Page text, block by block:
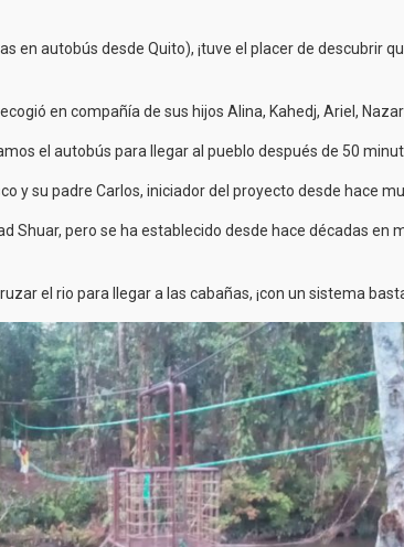
en autobús desde Quito), ¡tuve el placer de descubrir
en compañía de sus hijos Alina, Kahedj, Ariel,
el autobús para llegar al pueblo después de 50
y su padre Carlos, iniciador del proyecto desde hace
Shuar, pero se ha establecido desde hace décadas en
el rio para llegar a las cabañas, ¡con un sistema